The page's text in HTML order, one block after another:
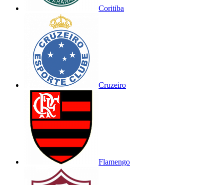
Coritiba
Cruzeiro
Flamengo